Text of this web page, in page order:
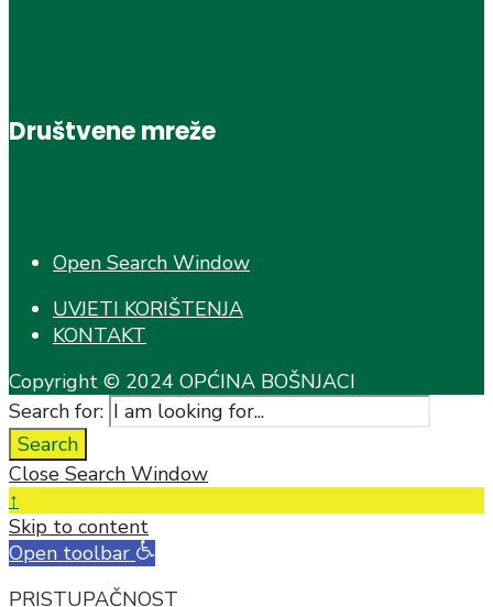
Društvene mreže
Open Search Window
UVJETI KORIŠTENJA
KONTAKT
Copyright © 2024 OPĆINA BOŠNJACI
Search for:
Search
Close Search Window
↑
Skip to content
Open toolbar
PRISTUPAČNOST